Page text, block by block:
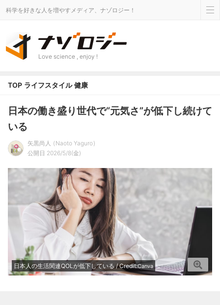
科学を好きな人を増やすメディア、ナゾロジー！
Love science , enjoy !
TOP ライフスタイル 健康
日本の働き盛り世代で“元気さ”が低下し続けて
いる
矢黒尚人
Naoto Yaguro
公開日 2026/5/8(金)
日本人の生活関連QOLが低下している / Credit:Canva